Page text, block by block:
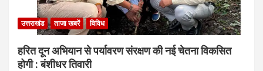
उत्तराखंड ताजा खबरें विविध
हरित दून अभियान से पर्यावरण संरक्षण की नई चेतना विकसित
होगी : बंशीधर तिवारी